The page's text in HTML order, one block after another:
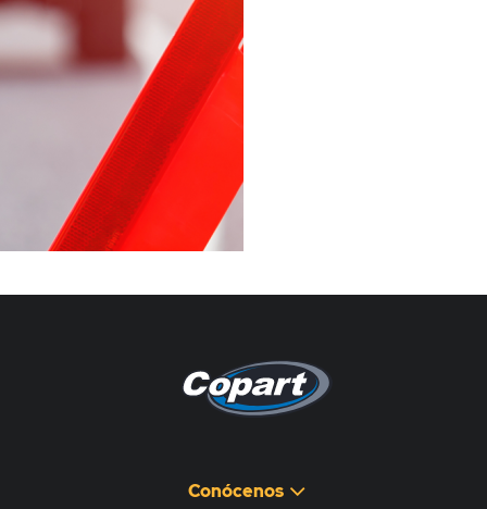
せん
Pagina non disponibile
هذه الصفحة غير متوفرة
Conócenos